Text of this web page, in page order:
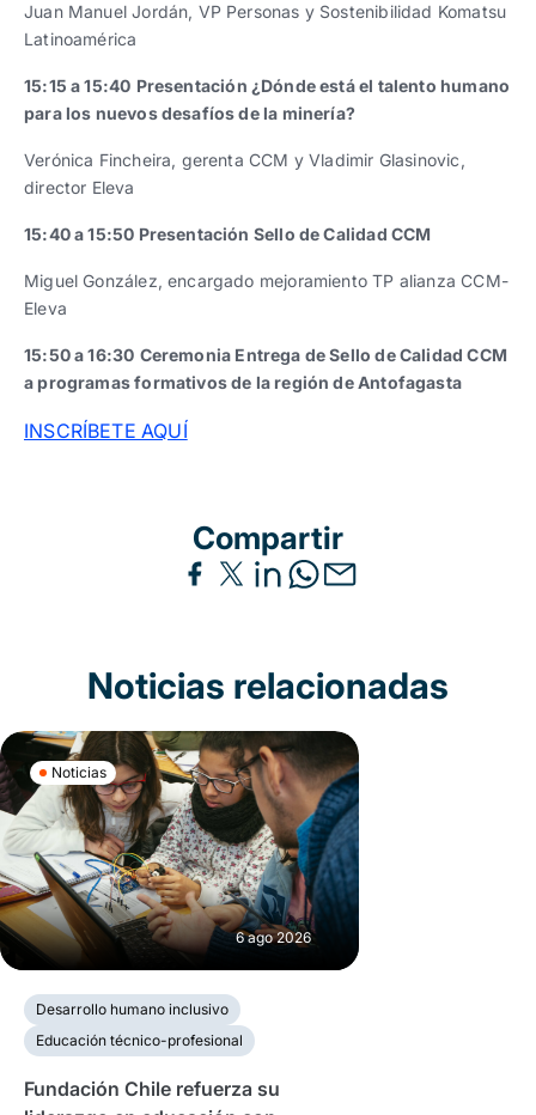
Juan Manuel Jordán, VP Personas y Sostenibilidad Komatsu
Latinoamérica
15:15 a 15:40 Presentación ¿Dónde está el talento humano
para los nuevos desafíos de la minería?
Verónica Fincheira, gerenta CCM y Vladimir Glasinovic,
director Eleva
15:40 a 15:50 Presentación Sello de Calidad CCM
Miguel González, encargado mejoramiento TP alianza CCM-
Eleva
15:50 a 16:30 Ceremonia Entrega de Sello de Calidad CCM
a programas formativos de la región de Antofagasta
INSCRÍBETE AQUÍ
Compartir
Noticias relacionadas
Noticias
6 ago 2026
Desarrollo humano inclusivo
Educación técnico-profesional
Fundación Chile refuerza su